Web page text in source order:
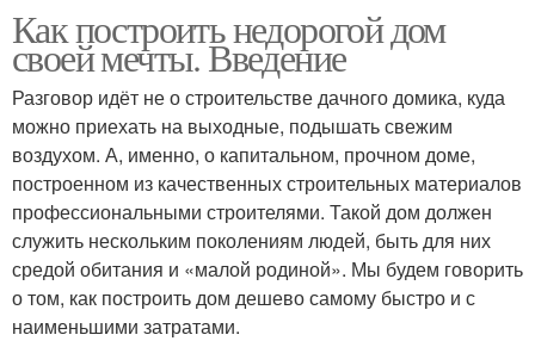
Как построить недорогой дом
своей мечты. Введение
Разговор идёт не о строительстве дачного домика, куда
можно приехать на выходные, подышать свежим
воздухом. А, именно, о капитальном, прочном доме,
построенном из качественных строительных материалов
профессиональными строителями. Такой дом должен
служить нескольким поколениям людей, быть для них
средой обитания и «малой родиной». Мы будем говорить
о том, как построить дом дешево самому быстро и с
наименьшими затратами.